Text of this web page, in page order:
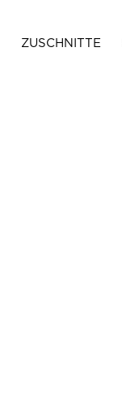
ZUSCHNITTE